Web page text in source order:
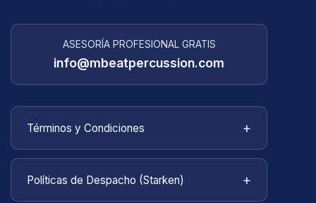
ASESORÍA PROFESIONAL GRATIS
info@mbeatpercussion.com
Términos y Condiciones +
Bienvenido aMBEATPERCUSSION. Estos
términos y condiciones describen las reglas y
regulaciones para el uso del sitio web
Políticas de Despacho (Starken) +